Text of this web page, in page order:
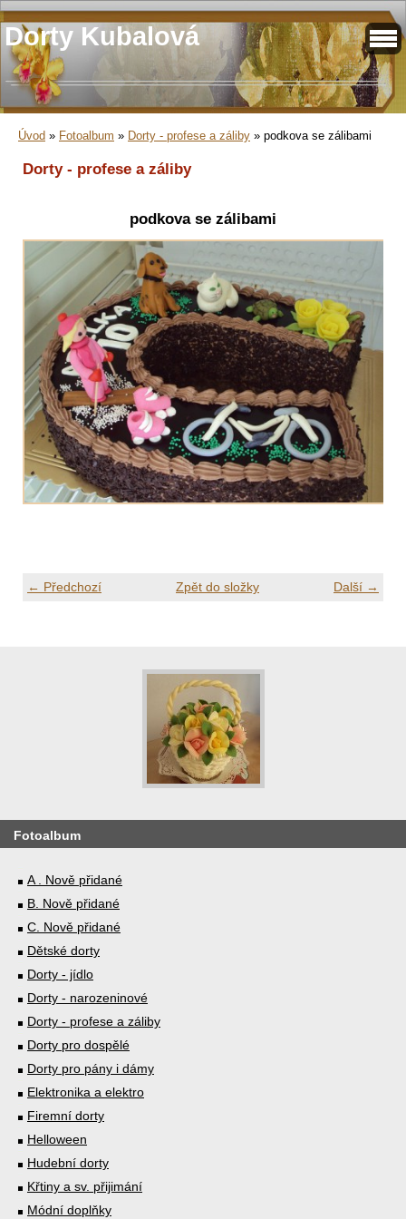
Dorty Kubalová
Úvod » Fotoalbum » Dorty - profese a záliby » podkova se zálibami
Dorty - profese a záliby
podkova se zálibami
← Předchozí Další →
Zpět do složky
Fotoalbum
A . Nově přidané
B. Nově přidané
C. Nově přidané
Dětské dorty
Dorty - jídlo
Dorty - narozeninové
Dorty - profese a záliby
Dorty pro dospělé
Dorty pro pány i dámy
Elektronika a elektro
Firemní dorty
Helloween
Hudební dorty
Křtiny a sv. přijimání
Módní doplňky